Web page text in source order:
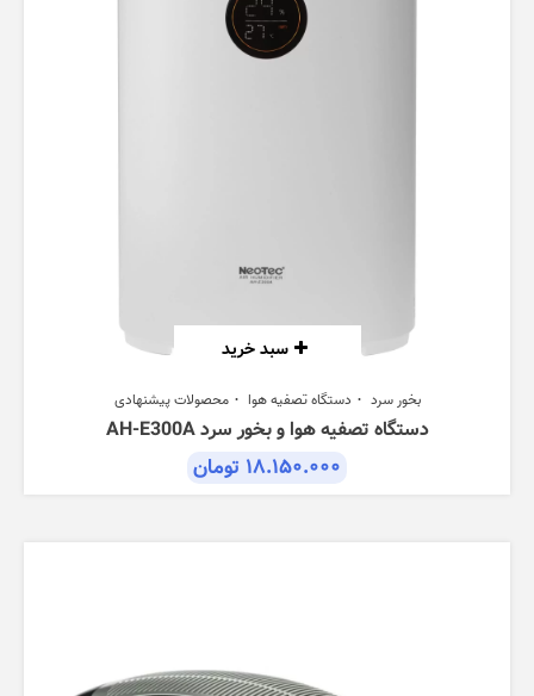
سبد خرید
بخور سرد دستگاه تصفیه هوا محصولات پیشنهادی
دستگاه تصفیه هوا و بخور سرد AH-E300A
۱۸.۱۵۰.۰۰۰ تومان